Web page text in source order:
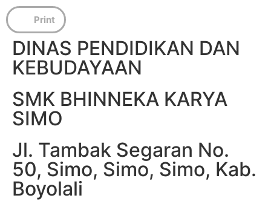
DINAS PENDIDIKAN DAN
KEBUDAYAAN
SMK BHINNEKA KARYA
SIMO
Jl. Tambak Segaran No.
50, Simo, Simo, Simo, Kab.
Boyolali
Print